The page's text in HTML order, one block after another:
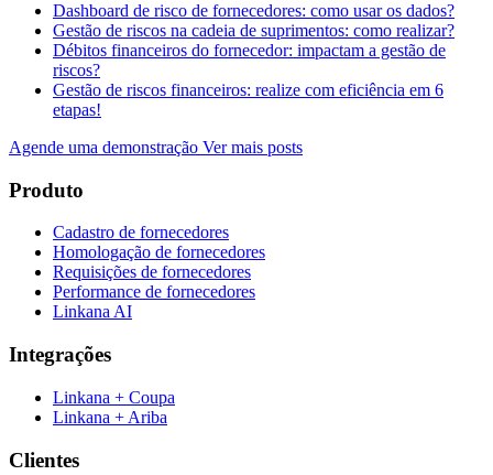
Dashboard de risco de fornecedores: como usar os dados?
Gestão de riscos na cadeia de suprimentos: como realizar?
Débitos financeiros do fornecedor: impactam a gestão de
riscos?
Gestão de riscos financeiros: realize com eficiência em 6
etapas!
Agende uma demonstração Ver mais posts
Produto
Cadastro de fornecedores
Homologação de fornecedores
Requisições de fornecedores
Performance de fornecedores
Linkana AI
Integrações
Linkana + Coupa
Linkana + Ariba
Clientes